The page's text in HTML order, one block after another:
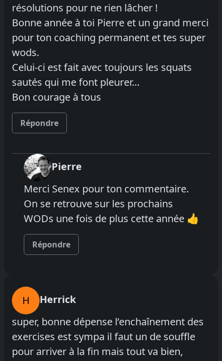
résolutions pour ne rien lâcher !
Bonne année à toi Pierre et un grand merci
pour ton coaching permanent et tes super
wods.
Celui-ci est fait avec toujours les squats
sautés qui me font pleurer…
Bon courage à tous
Répondre
Pierre
Merci Senex pour ton commentaire.
On se retrouve sur les prochains
WODs une fois de plus cette année 👍
Répondre
H
Herrick
super, bonne dépense l’enchaînement des
exercises est sympa il faut un de souffle
pour arriver à la fin mais tout va bien,